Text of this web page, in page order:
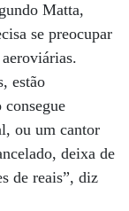
Matta,
se preocupar
estão
ou um cantor
deixa de
de reais”, diz